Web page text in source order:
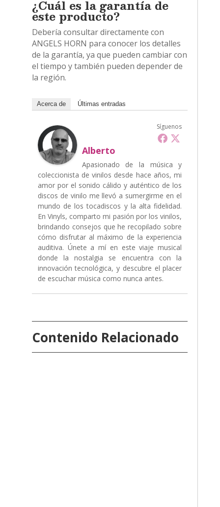
¿Cuál es la garantía de
este producto?
Debería consultar directamente con
ANGELS HORN para conocer los detalles
de la garantía, ya que pueden cambiar con
el tiempo y también pueden depender de
la región.
Acerca de Últimas entradas
Síguenos
Alberto
Apasionado de la música y
coleccionista de vinilos desde hace años, mi
amor por el sonido cálido y auténtico de los
discos de vinilo me llevó a sumergirme en el
mundo de los tocadiscos y la alta fidelidad.
En Vinyls, comparto mi pasión por los vinilos,
brindando consejos que he recopilado sobre
cómo disfrutar al máximo de la experiencia
auditiva. Únete a mí en este viaje musical
donde la nostalgia se encuentra con la
innovación tecnológica, y descubre el placer
de escuchar música como nunca antes.
Contenido Relacionado